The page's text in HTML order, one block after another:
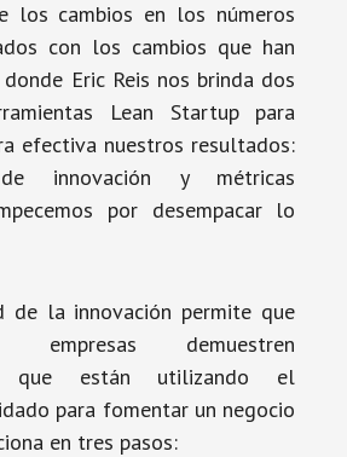
los cambios en los números
con los cambios que han
Eric Reis nos brinda dos
Lean Startup para
efectiva nuestros resultados:
de innovación y métricas
por desempacar lo
de la innovación permite que
demuestren
que están utilizando el
para fomentar un negocio
en tres pasos: